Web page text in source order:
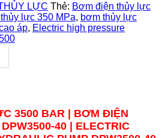
LỰC Thẻ: Bơm điện thủy lực
lực 350 MPa, bơm thủy lực
áp, Electric high pressure
3500 BAR | BƠM ĐIỆN
40 | ELECTRIC